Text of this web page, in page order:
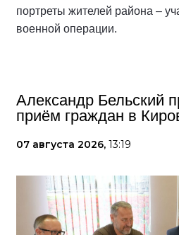
портреты жителей района –
военной операции.
Александр Бельский
приём граждан в
07 августа 2026, 13:19